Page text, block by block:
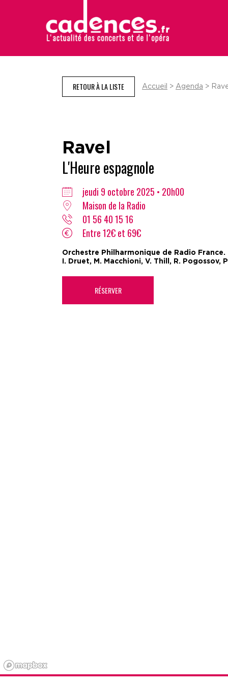
RETOUR À LA LISTE Accueil > Agenda >
Ravel
L'Heure espagnole
jeudi 9 octobre 2025 • 20h00
Maison de la Radio
01 56 40 15 16
Entre 12€ et 69€
Orchestre Philharmonique de Radio France.
I. Druet, M. Macchioni, V. Thill, R. Pogossov,
RÉSERVER